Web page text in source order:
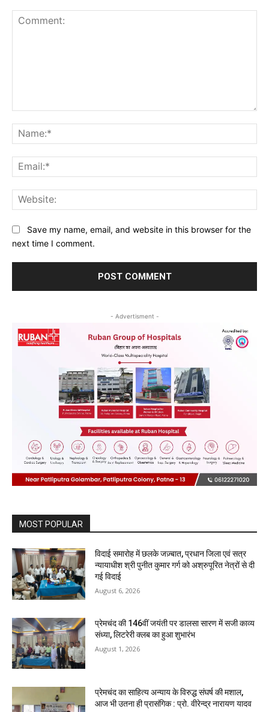
Save my name, email, and website in this browser for the
next time I comment.
- Advertisment -
MOST POPULAR
विदाई समारोह में छलके जज़्बात, प्रधान जिला एवं सत्र
न्यायाधीश श्री पुनीत कुमार गर्ग को अश्रुपूरित नेत्रों से दी
गई विदाई
August 6, 2026
प्रेमचंद की 146वीं जयंती पर डालसा सारण में सजी काव्य
संध्या, लिटरेरी क्लब का हुआ शुभारंभ
August 1, 2026
प्रेमचंद का साहित्य अन्याय के विरुद्ध संघर्ष की मशाल,
आज भी उतना ही प्रासंगिक : प्रो. वीरेन्द्र नारायण यादव